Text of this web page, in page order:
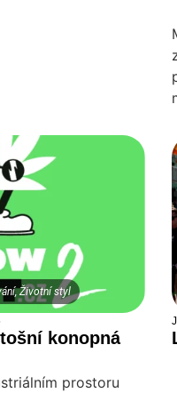
,Životní styl
konopná
prostoru